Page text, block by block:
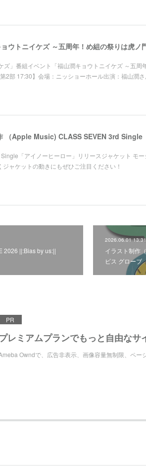
ウトニイケズ ～五周年！め組の祭りは虎
ズ」番組イベント「福山潤キョウトニイケズ ～五周
2部 17:30】会場：ニッショーホール出演：福山潤
「アイノーヒーロー」リリースジャケット モ
ャケットの動きにもぜひご注目ください！
2026 ||:Bias by us:||
2026.06.01 13:31
イラスト制作
ビス グローブ
PR
レミアムプランでもっと自由なサ
Owndで、広告非表示、画像容量無制限、ペー